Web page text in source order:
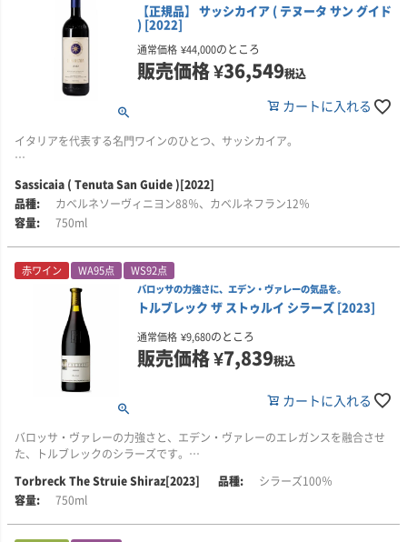
乾いた土やベーキングスパイス、ほのかなチョコレートのニュアンスが、ベ
ルベットのようになめらかなタンニンと溶け合い、調和のとれた味わいを形
づくります。口中を潤すような自然な酸が全体を生き生きと引き締め、果実
の風味は長い余韻へと続きます。
【正規品】 サッシカイア ( テヌータ サン グイド
) [2022]
通常価格 ¥44,000のところ
販売価格¥36,549税込
カートに入れる
イタリアを代表する名門ワインのひとつ、サッシカイア。
などを見極め、ブドウ栽培に最も適した区画だけを厳選。カベルネ・ソーヴ
ィニヨンとカベルネ・フランから、力強さとエレガンスを兼ね備えたワイン
を造り上げています。
畑により、酸とフレッシュさを保ったブドウが成熟しました。力強いタンニ
ンと凝縮感を備えながら、花を思わせる香りや端正な輪郭、シルクのように
なめらかな質感が調和。長期熟成によって、さらなる進化が期待される一本
■ワイン・アドヴォケイトのコメント
ワイン・アドヴォケイトでは、サッシカイア2022を二度にわたって評価して
2025年2月に掲載された評価では97＋点を獲得。
フレッシュなブラックベリーや酸味のあるチェリーに、ローズマリーの花や
ラベンダーを思わせる地中海らしい香りが重なると評価されました。
シルクのようになめらかで澄んだ口当たりと、エレガントで無駄のない味わ
いが、このワインの大きな魅力とされています。数か月にわたる試飲の中
Sassicaia ( Tenuta San Guide )[2022]
カベルネソーヴィニヨン88％、カベルネフラン12％
750ml
赤ワイン WA95点 WS92点
バロッサの力強さに、エデン・ヴァレーの気品を。
トルブレック ザ ストゥルイ シラーズ [2023]
通常価格 ¥9,680のところ
販売価格¥7,839税込
カートに入れる
バロッサ・ヴァレーの力強さと、エデン・ヴァレーのエレガンスを融合させ
た、トルブレックのシラーズです。
「ストゥルイ」の名は、スコットランド北東部のハイランド地方にあり、イ
ンヴァネス近郊のトルブレックの森を望む山に由来します。ストゥルイ山か
Torbreck The Struie Shiraz[2023]
シラーズ100％
750ml